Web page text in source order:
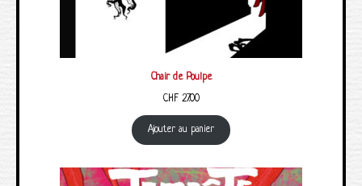
Chair de Poulpe
CHF 27.00
Ajouter au panier